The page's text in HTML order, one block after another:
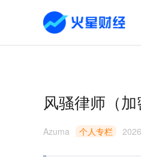
风骚律师（
Azuma 个人专栏